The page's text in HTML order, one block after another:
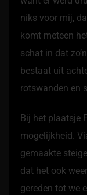
niks voor mij,
komt meteen
schat in dat
bestaat uit
rotswanden en
Bij het plaatsje
mogelijkheid.
gemaakte
dat het ook
gereden tot we